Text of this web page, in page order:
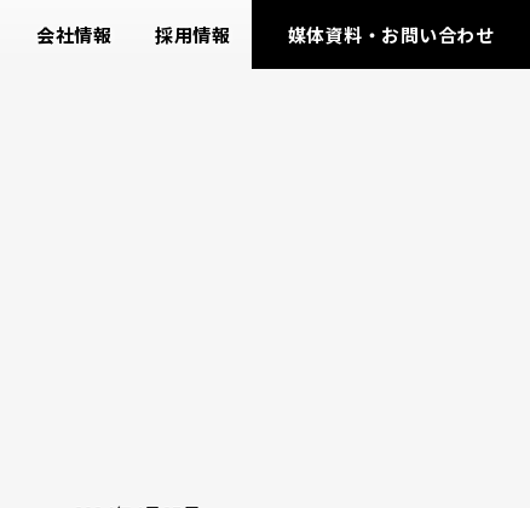
会社情報 採用情報 媒体資料・お問い合わせ